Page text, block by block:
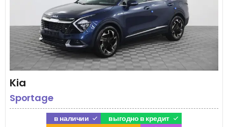
Kia
Sportage
в наличии
выгодно в кредит